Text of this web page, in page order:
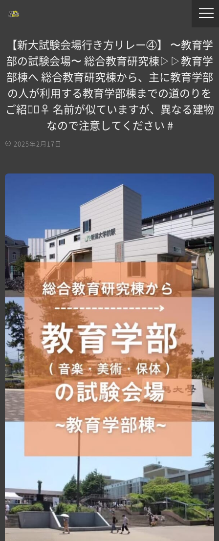
【新大試験会場行き方リレー④】 〜教育学
部の試験会場〜 総合教育研究棟▷️▷教育学
部棟へ 総合教育研究棟から、主に教育学部
の人が利用する教育学部棟までの道のりを
ご紹介🏻‍♀️ 名前が似ていますが、異なる建物
なので注意してください️ #
2025年2月17日